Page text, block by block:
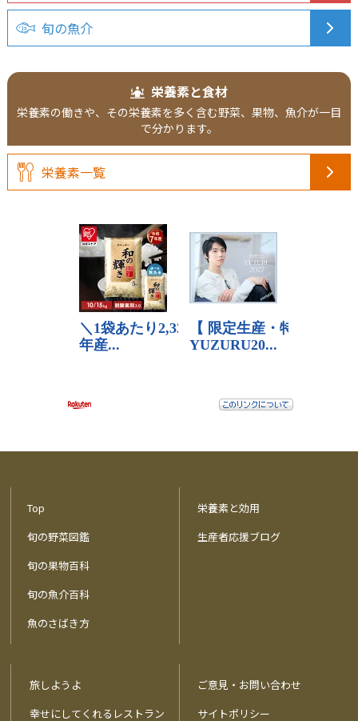
旬の魚介
栄養素と食材
栄養素の働きや、その栄養素を多く含む野菜、果物、魚介が一目
で分かります。
栄養素一覧
Top
旬の野菜図鑑
旬の果物百科
旬の魚介百科
魚のさばき方
栄養素と効用
生産者応援ブログ
旅しようよ
幸せにしてくれるレストラン
ご意見・お問い合わせ
サイトポリシー